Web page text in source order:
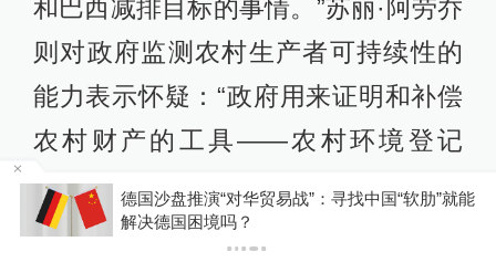
和巴西减排目标的事情。”苏丽·阿劳乔
则对政府监测农村生产者可持续性的
能力表示怀疑：“政府用来证明和补偿
农村财产的工具——农村环境登记
(CAR)——尚未达到最终阶段，也就是
农民提供的信息被国家机构交叉核对
多地志愿者协会更名为社会工作和志愿服务联合
会